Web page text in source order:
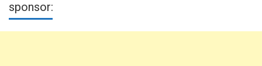
sponsor: